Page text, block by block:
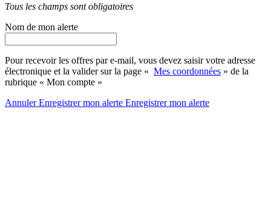
Tous les champs sont obligatoires
Nom de mon alerte
Pour recevoir les offres par e-mail, vous devez saisir votre adresse
électronique et la valider sur la page « Mes coordonnées » de la
rubrique « Mon compte »
AnnulerEnregistrer mon alerte Enregistrermon alerte